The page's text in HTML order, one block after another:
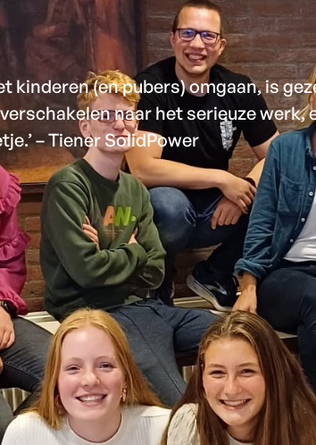
kinderen (en pubers) omgaan, is
naar het serieuze werk,
– Tiener SolidPower